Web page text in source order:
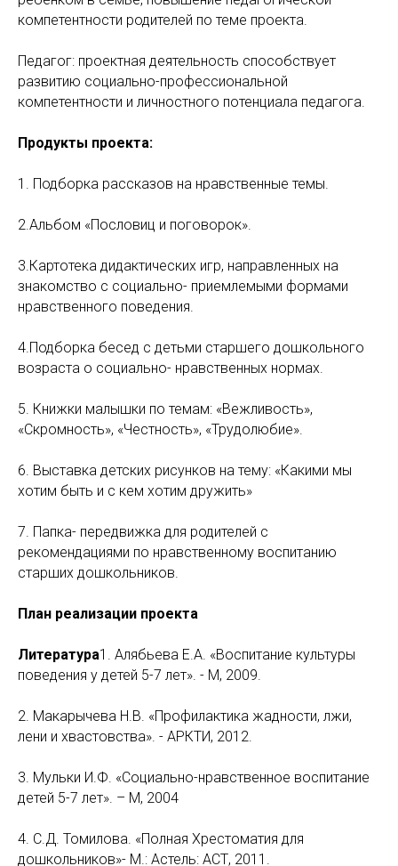
компетентности родителей по теме проекта.
Педагог: проектная деятельность способствует
развитию социально-профессиональной
компетентности и личностного потенциала педагога.
Продукты проекта:
1. Подборка рассказов на нравственные темы.
2.Альбом «Пословиц и поговорок».
3.Картотека дидактических игр, направленных на
знакомство с социально- приемлемыми формами
нравственного поведения.
4.Подборка бесед с детьми старшего дошкольного
возраста о социально- нравственных нормах.
5. Книжки малышки по темам: «Вежливость»,
«Скромность», «Честность», «Трудолюбие».
6. Выставка детских рисунков на тему: «Какими мы
хотим быть и с кем хотим дружить»
7. Папка- передвижка для родителей с
рекомендациями по нравственному воспитанию
старших дошкольников.
План реализации проекта
Литература1. Алябьева Е.А. «Воспитание культуры
поведения у детей 5-7 лет». - М, 2009.
2. Макарычева Н.В. «Профилактика жадности, лжи,
лени и хвастовства». - АРКТИ, 2012.
3. Мульки И.Ф. «Социально-нравственное воспитание
детей 5-7 лет». – М, 2004
4. С.Д. Томилова. «Полная Хрестоматия для
дошкольников»- М.: Астель: АСТ, 2011.